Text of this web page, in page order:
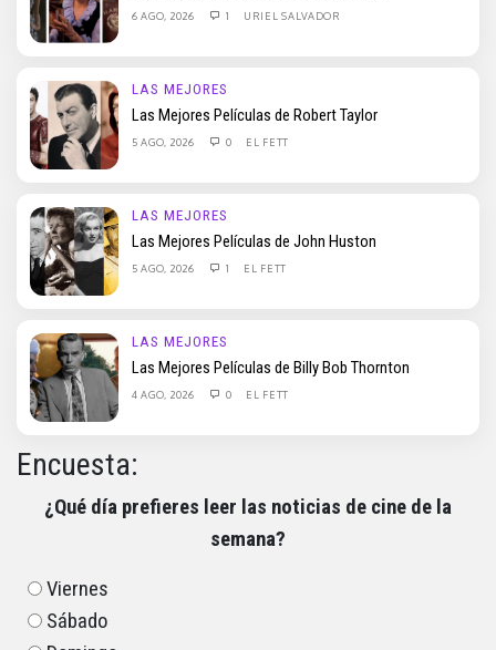
6 AGO, 2026 1 URIEL SALVADOR
LAS MEJORES
Las Mejores Películas de Robert Taylor
5 AGO, 2026 0 EL FETT
LAS MEJORES
Las Mejores Películas de John Huston
5 AGO, 2026 1 EL FETT
LAS MEJORES
Las Mejores Películas de Billy Bob Thornton
4 AGO, 2026 0 EL FETT
Encuesta:
¿Qué día prefieres leer las noticias de cine de la
semana?
Viernes
Sábado